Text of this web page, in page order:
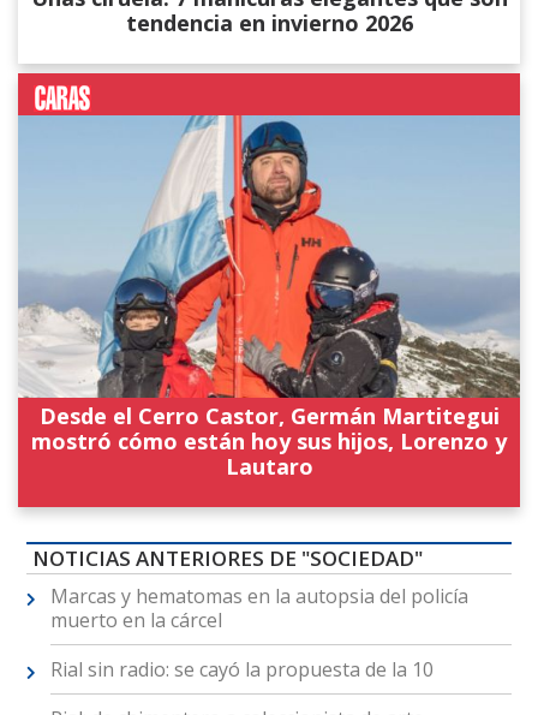
tendencia en invierno 2026
Desde el Cerro Castor, Germán Martitegui
mostró cómo están hoy sus hijos, Lorenzo y
Lautaro
NOTICIAS ANTERIORES DE "SOCIEDAD"
Marcas y hematomas en la autopsia del policía
muerto en la cárcel
Rial sin radio: se cayó la propuesta de la 10